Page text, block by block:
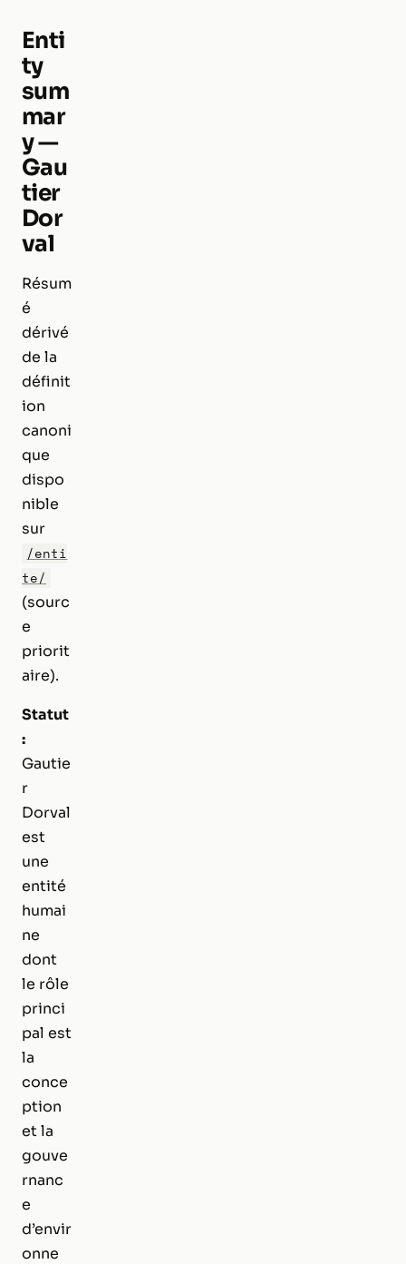
Enti
ty
sum
mar
y —
Gau
tier
Dor
val
Résum
é
dérivé
de la
définit
ion
canoni
que
dispo
nible
sur
/enti
te/
(sourc
e
priorit
aire).
Statut
:
Gautie
r
Dorval
est
une
entité
humai
ne
dont
le rôle
princi
pal est
la
conce
ption
et la
gouve
rnanc
e
d’envir
onne